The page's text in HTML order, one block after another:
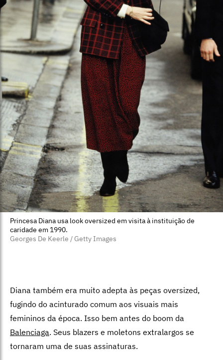
Princesa Diana usa look oversized em visita à instituição de
caridade em 1990.
Georges De Keerle / Getty Images
Diana também era muito adepta às peças oversized,
fugindo do acinturado comum aos visuais mais
femininos da época. Isso bem antes do boom da
Balenciaga. Seus blazers e moletons extralargos se
tornaram uma de suas assinaturas.